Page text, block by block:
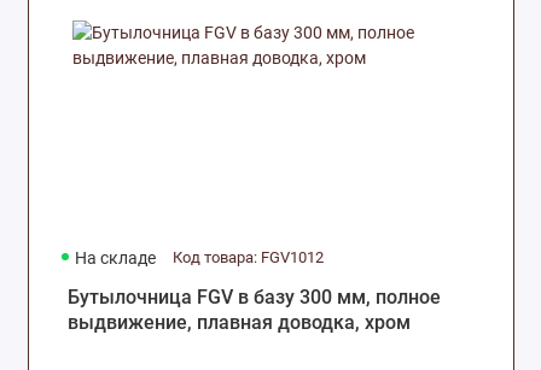
На складе Код товара: FGV1012
Бутылочница FGV в базу 300 мм, полное
выдвижение, плавная доводка, хром